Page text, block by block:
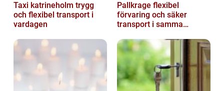
Taxi katrineholm trygg
och flexibel transport i
vardagen
Pallkrage flexibel
förvaring och säker
transport i samma